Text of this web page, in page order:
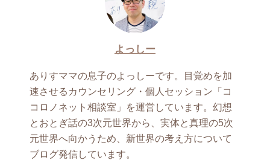
よっしー
ありすママの息子のよっしーです。目覚めを加
速させるカウンセリング・個人セッション「コ
コロノネット相談室」を運営しています。幻想
とおとぎ話の3次元世界から、実体と真理の5次
元世界へ向かうため、新世界の考え方について
ブログ発信しています。